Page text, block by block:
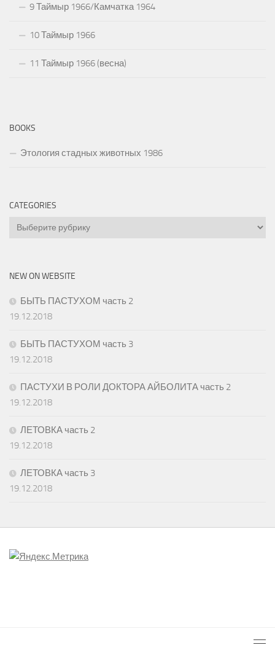
9 Таймыр 1966/Камчатка 1964
10 Таймыр 1966
11 Таймыр 1966 (весна)
BOOKS
Этология стадных животных 1986
CATEGORIES
Categories
NEW ON WEBSITE
БЫТЬ ПАСТУХОМ часть 2
19.12.2018
БЫТЬ ПАСТУХОМ часть 3
19.12.2018
ПАСТУХИ В РОЛИ ДОКТОРА АЙБОЛИТА часть 2
19.12.2018
ЛЕТОВКА часть 2
19.12.2018
ЛЕТОВКА часть 3
19.12.2018